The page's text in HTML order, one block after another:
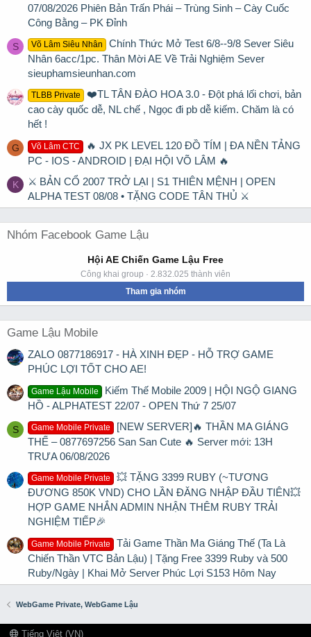
07/08/2026 Phiên Bản Trấn Phái – Trùng Sinh – Cày Cuốc
Công Bằng – PK Đỉnh
S Võ Lâm Siêu Nhân
Chính Thức Mở Test 6/8--9/8 Sever Siêu
Nhân 6acc/1pc. Thân Mời AE Về Trải Nghiệm Sever
sieuphamsieunhan.com
TLBB Private
❤️TL TÂN ĐÀO HOA 3.0 - Đột phá lối chơi, bản
cao cày quốc dễ, NL chế , Ngọc đi pb dễ kiếm. Chăm là có
hết !
G Võ Lâm CTC
🔥 JX PK LEVEL 120 ĐỒ TÍM | ĐA NỀN TẢNG
PC - IOS - ANDROID | ĐẠI HỘI VÕ LÂM 🔥
K
⚔ BẢN CỔ 2007 TRỞ LẠI | S1 THIÊN MỆNH | OPEN
ALPHA TEST 08/08 • TẶNG CODE TÂN THỦ ⚔
Nhóm Facebook Game Lậu
Hội AE Chiến Game Lậu Free
Công khai group · 2.832.025 thành viên
Tham gia nhóm
Game Lậu Mobile
ZALO 0877186917 - HÀ XINH ĐẸP - HỖ TRỢ GAME
PHÚC LỢI TỐT CHO AE!
Game Lậu Mobile
Kiếm Thế Mobile 2009 | HỘI NGỘ GIANG
HỒ - ALPHATEST 22/07 - OPEN Thứ 7 25/07
S Game Mobile Private
[NEW SERVER]🔥 THẦN MA GIÁNG
THẾ – 0877697256 San San Cute 🔥 Server mới: 13H
TRƯA 06/08/2026
Game Mobile Private
💥 TẶNG 3399 RUBY (~TƯƠNG
ĐƯƠNG 850K VND) CHO LẦN ĐĂNG NHẬP ĐẦU TIÊN💥
HỢP GAME NHẮN ADMIN NHẬN THÊM RUBY TRẢI
NGHIỆM TIẾP🎉
Game Mobile Private
Tải Game Thần Ma Giáng Thế (Ta Là
Chiến Thần VTC Bản Lậu) | Tặng Free 3399 Ruby và 500
Ruby/Ngày | Khai Mở Server Phúc Lợi S153 Hôm Nay
WebGame Private, WebGame Lậu
Tiếng Việt (VN)